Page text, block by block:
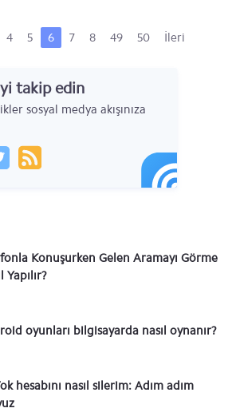
4 5 6 7 8 49 50 İleri
takip edin
sosyal medya akışınıza
Konuşurken Gelen Aramayı Görme
Yapılır?
oyunları bilgisayarda nasıl oynanır?
hesabını nasıl silerim: Adım adım